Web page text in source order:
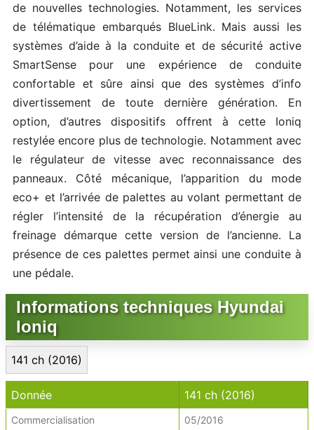
de nouvelles technologies. Notamment, les services
de télématique embarqués BlueLink. Mais aussi les
systèmes d’aide à la conduite et de sécurité active
SmartSense pour une expérience de conduite
confortable et sûre ainsi que des systèmes d’info
divertissement de toute dernière génération. En
option, d’autres dispositifs offrent à cette Ioniq
restylée encore plus de technologie. Notamment avec
le régulateur de vitesse avec reconnaissance des
panneaux. Côté mécanique, l’apparition du mode
eco+ et l’arrivée de palettes au volant permettant de
régler l’intensité de la récupération d’énergie au
freinage démarque cette version de l’ancienne. La
présence de ces palettes permet ainsi une conduite à
une pédale.
Informations techniques Hyundai
Ioniq
141 ch (2016)
Donnée 141 ch (2016)
Commercialisation
05/2016